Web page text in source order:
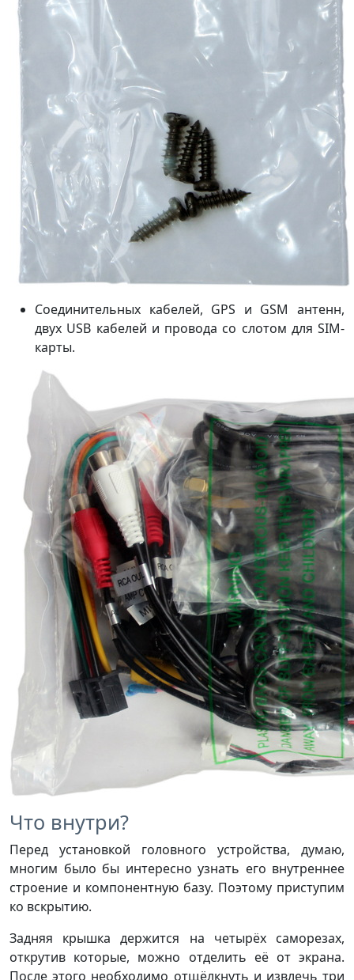
Соединительных кабелей, GPS и GSM антенн,
двух USB кабелей и провода со слотом для SIM-
карты.
Что внутри?
Перед установкой головного устройства, думаю,
многим было бы интересно узнать его внутреннее
строение и компонентную базу. Поэтому приступим
ко вскрытию.
Задняя крышка держится на четырёх саморезах,
открутив которые, можно отделить её от экрана.
После этого необходимо отщёлкнуть и извлечь три